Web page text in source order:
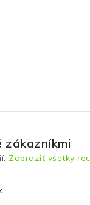
zákazníkmi
Zobraziť všetky